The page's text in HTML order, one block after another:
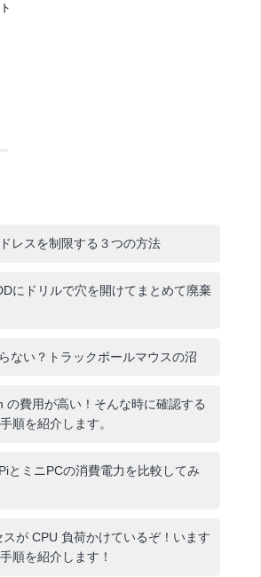
レスを制限する３つの方法
にドリルで穴を開けてまとめて廃棄
ない？トラックボールマウスの沼
の費用が高い！そんな時に確認する
順を紹介します。
とミニPCの消費電力を比較してみ
が CPU 負荷かけているぞ！います
順を紹介します！